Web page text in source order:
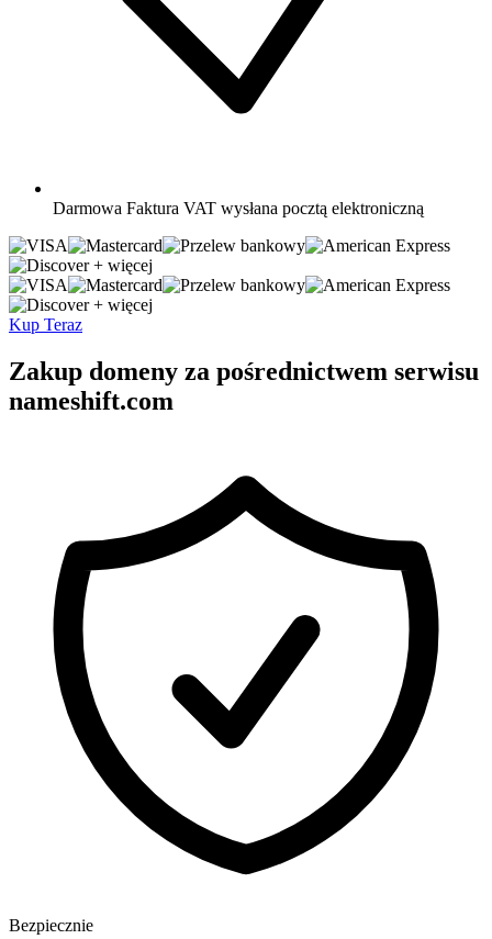
Darmowa Faktura VAT wysłana pocztą elektroniczną
+ więcej
+ więcej
Kup Teraz
Zakup domeny za pośrednictwem serwisu
nameshift.com
Bezpiecznie